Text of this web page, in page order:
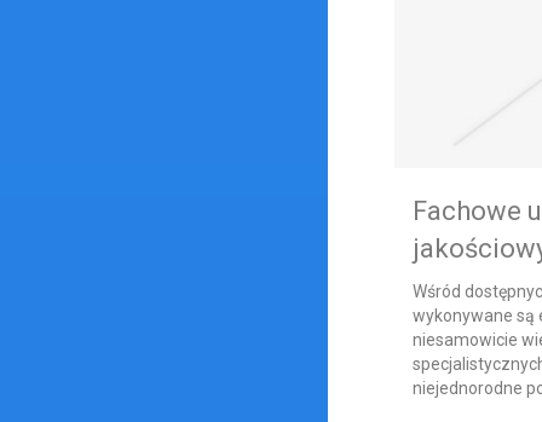
Fachowe
Wśród
wykonywane są
niesamowicie
niejednorodne